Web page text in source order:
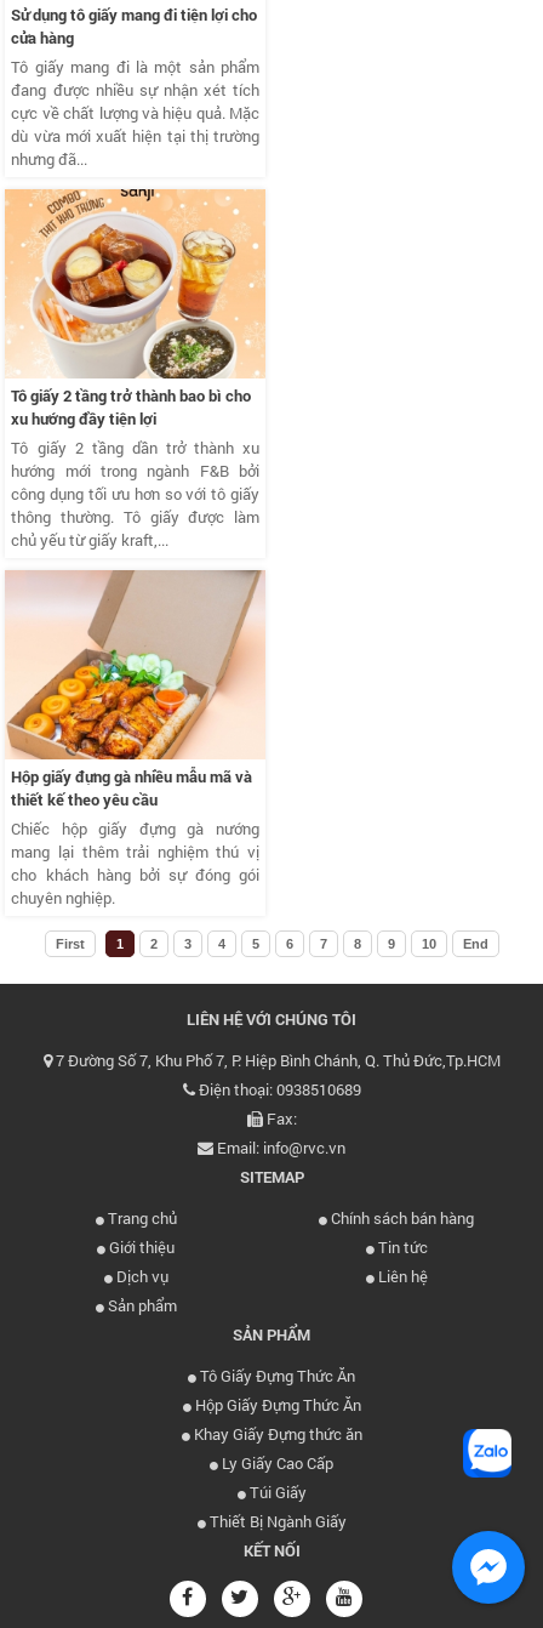
Sử dụng tô giấy mang đi tiện lợi cho
cửa hàng
Tô giấy mang đi là một sản phẩm
đang được nhiều sự nhận xét tích
cực về chất lượng và hiệu quả. Mặc
dù vừa mới xuất hiện tại thị trường
nhưng đã...
Tô giấy 2 tầng trở thành bao bì cho
xu hướng đầy tiện lợi
Tô giấy 2 tầng dần trở thành xu
hướng mới trong ngành F&B bởi
công dụng tối ưu hơn so với tô giấy
thông thường. Tô giấy được làm
chủ yếu từ giấy kraft,...
Hộp giấy đựng gà nhiều mẫu mã và
thiết kế theo yêu cầu
Chiếc hộp giấy đựng gà nướng
mang lại thêm trải nghiệm thú vị
cho khách hàng bởi sự đóng gói
chuyên nghiệp.
First 1 2 3 4 5 6 7 8 9 10 End
LIÊN HỆ VỚI CHÚNG TÔI
7 Đường Số 7, Khu Phố 7, P. Hiệp Bình Chánh, Q. Thủ Đức,Tp.HCM
Điện thoại: 0938510689
Fax:
Email: info@rvc.vn
SITEMAP
Trang chủ
Chính sách bán hàng
Giới thiệu
Tin tức
Dịch vụ
Liên hệ
Sản phẩm
SẢN PHẨM
Tô Giấy Đựng Thức Ăn
Hộp Giấy Đựng Thức Ăn
Khay Giấy Đựng thức ăn
Ly Giấy Cao Cấp
Túi Giấy
Thiết Bị Ngành Giấy
KẾT NỐI